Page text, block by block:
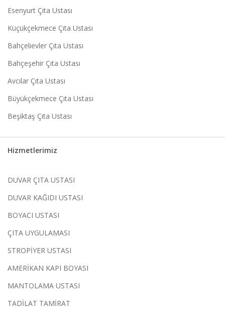
Esenyurt Çıta Ustası
Küçükçekmece Çıta Ustası
Bahçelievler Çıta Ustası
Bahçeşehir Çıta Ustası
Avcılar Çıta Ustası
Büyükçekmece Çıta Ustası
Beşiktaş Çıta Ustası
Hizmetlerimiz
DUVAR ÇITA USTASI
DUVAR KAĞIDI USTASI
BOYACI USTASI
ÇITA UYGULAMASI
STROPİYER USTASI
AMERİKAN KAPI BOYASI
MANTOLAMA USTASI
TADİLAT TAMİRAT